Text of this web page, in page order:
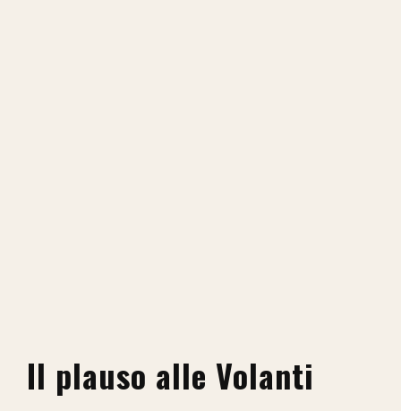
Il plauso alle Volanti